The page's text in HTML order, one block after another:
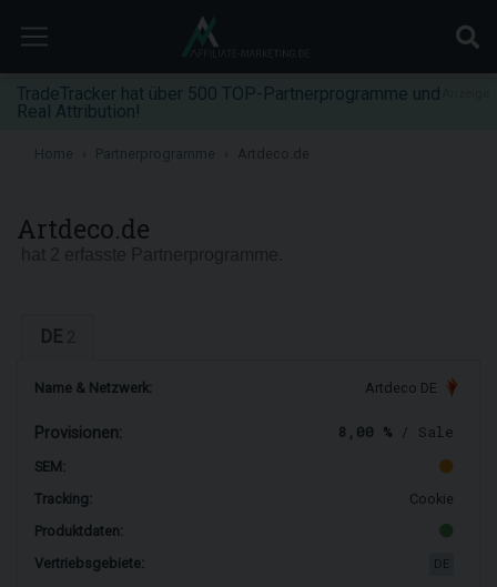
TradeTracker hat über 500 TOP-Partnerprogramme und
Real Attribution!
Home Partnerprogramme
Artdeco.de
DE
Name & Netzwerk: Artdeco DE
Provisionen: 8,00 % / Sale
SEM:
Tracking:
Cookie
Produktdaten:
Vertriebsgebiete: